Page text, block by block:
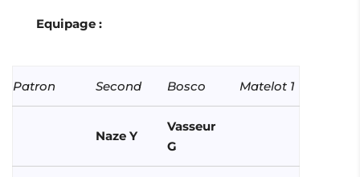
Equipage :
Patron Second Bosco Matelot 1
Naze Y
Vasseur
G